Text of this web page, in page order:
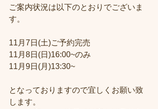
ご案内状況は以下のとおりでございま
す。
11月7日(土)ご予約完売
11月8日(日)16:00~のみ
11月9日(月)13:30~
となっておりますので宜しくお願い致
します。